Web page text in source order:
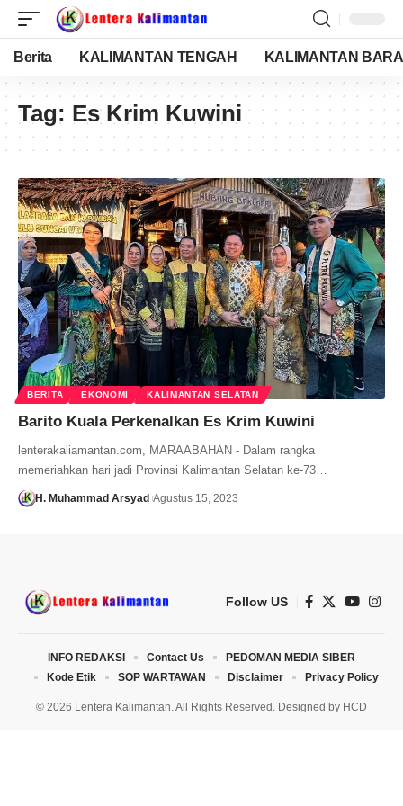
Berita KALIMANTAN TENGAH KALIMANTAN
Tag: Es Krim Kuwini
BERITA EKONOMI KALIMANTAN SELATAN
Barito Kuala Perkenalkan Es Krim Kuwini
lenterakaliamantan.com, MARAABAHAN - Dalam rangka
memeriahkan hari jadi Provinsi Kalimantan Selatan ke-73…
H. Muhammad Arsyad Agustus 15, 2023
Follow US
© 2026 Lentera Kalimantan. All Rights Reserved. Designed by HCD
INFO REDAKSI Contact Us
PEDOMAN MEDIA SIBER
Kode Etik
SOP WARTAWAN Disclaimer Privacy Policy